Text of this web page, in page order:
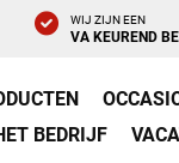
WIJ ZIJN EEN
VA KEUREND
BEDRIJF